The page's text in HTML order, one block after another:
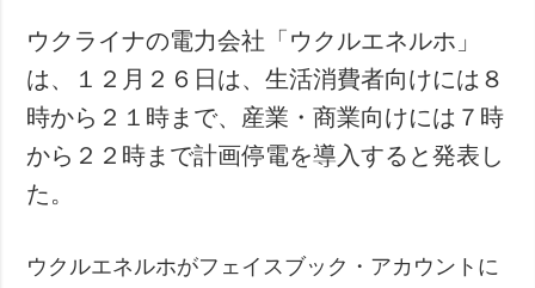
防衛
社会・文化
スポーツ
犯罪
特集
購読
ウクライナの電力会社「ウクルエネルホ」
は、１２月２６日は、生活消費者向けには８
時から２１時まで、産業・商業向けには７時
から２２時まで計画停電を導入すると発表し
た。
ウクルエネルホがフェイスブック・アカウントに